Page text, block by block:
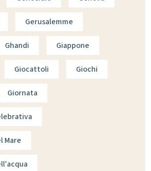
Gerusalemme
Ghandi Giappone
Giocattoli Giochi
Giornata
Mare